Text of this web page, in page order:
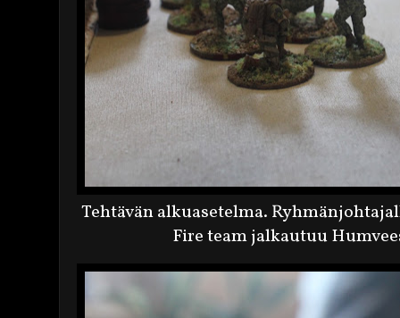
Tehtävän alkuasetelma.
Fire team jalkautuu